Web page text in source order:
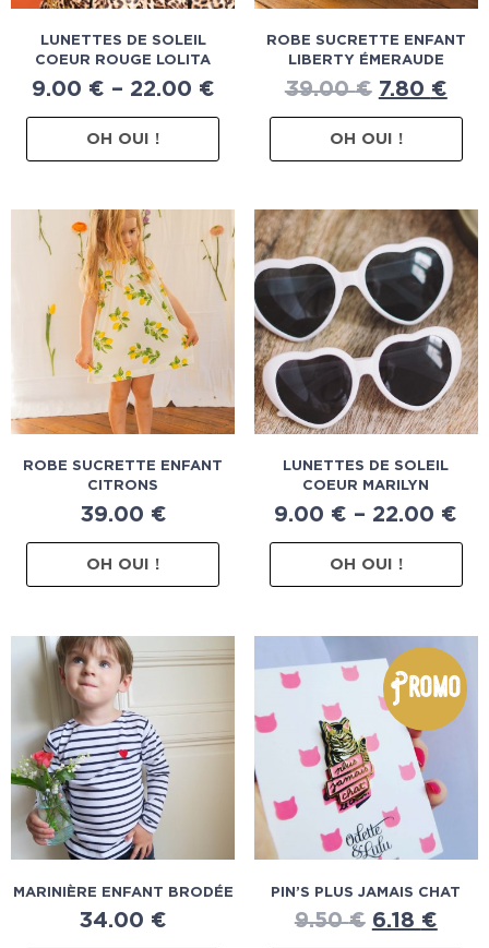
LUNETTES DE SOLEIL
COEUR ROUGE LOLITA
9.00 € – 22.00 €
OH OUI !
ROBE SUCRETTE ENFANT
LIBERTY ÉMERAUDE
39.00€ 7.80 €
OH OUI !
ROBE SUCRETTE ENFANT
CITRONS
39.00 €
OH OUI !
LUNETTES DE SOLEIL
COEUR MARILYN
9.00 € – 22.00 €
OH OUI !
MARINIÈRE ENFANT BRODÉE
34.00 €
Promo
PIN’S PLUS JAMAIS CHAT
9.50€ 6.18 €